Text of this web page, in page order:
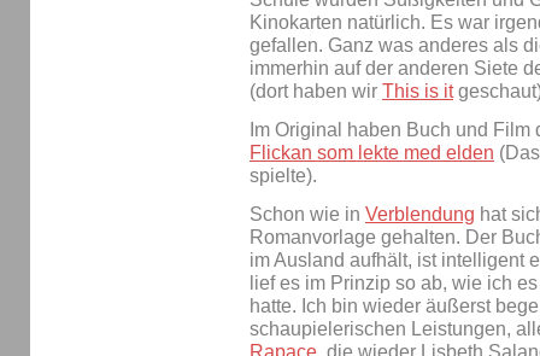
Kinokarten natürlich. Es war
gefallen. Ganz was anderes als
immerhin auf der anderen Siete
(dort haben wir This is it
Im Original haben Buch und
Flickan som lekte med elden
spielte).
Schon wie in Verblendung hat
Romanvorlage gehalten. Der
im Ausland aufhält, ist intelligent
lief es im Prinzip so ab, wie ich
hatte. Ich bin wieder äußerst
schaupielerischen Leistungen,
Rapace , die wieder Lisbeth